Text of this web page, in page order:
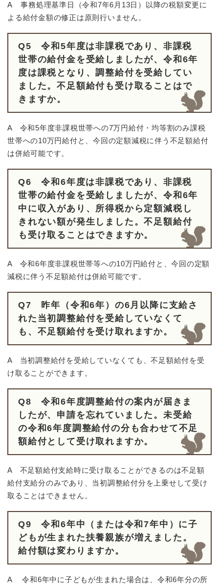
A
事務処理基準日（令和7年6月13日）以降の税額変更に
よる給付金額の修正は原則行いません。
Q5 令和5年度は非課税であり、非課税
世帯の給付金を受給しましたが、令和6年
度は課税となり、調整給付を受給してい
ました。不足額給付も受け取ることはで
きますか。
A 令和5年度非課税世帯への7万円給付・均等割のみ課税
世帯への10万円給付と、今回の定額減税に伴う不足額給付
は併給可能です。
Q6 令和6年度は非課税であり、非課税
世帯の給付金を受給しましたが、令和6年
中に収入があり、所得税から定額減税し
きれない額が発生しました。不足額給付
も受け取ることはできますか。
A 令和6年度非課税世帯等への10万円給付と、今回の定額
減税に伴う不足額給付は併給可能です。
Q7 昨年（令和6年）の6月以降に支給さ
れた当初調整給付を受給していなくて
も、不足額給付を受け取れますか。
A 当初調整給付を受給していなくても、不足額給付を受
け取ることができます。
Q8
令和6年度調整給付の案内が届きま
したが、申請を忘れていました。未受給
の令和6年度調整給付の分も合わせて不足
額給付として受け取れますか。
A 不足額給付支給時に受け取ることができるのは不足額
給付支給分のみであり、当初調整給付分を上乗せして受け
取ることはできません。
Q9 令和6年中（または令和7年中）に子
どもが生まれた扶養親族が増えました。
給付額は変わりますか。
A 令和6年中に子どもが生まれた場合は、令和6年分の所